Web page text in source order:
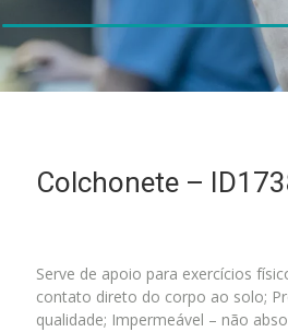
Colchonete –
Serve de apoio para exercícios
contato direto do corpo ao solo;
qualidade; Impermeável – não